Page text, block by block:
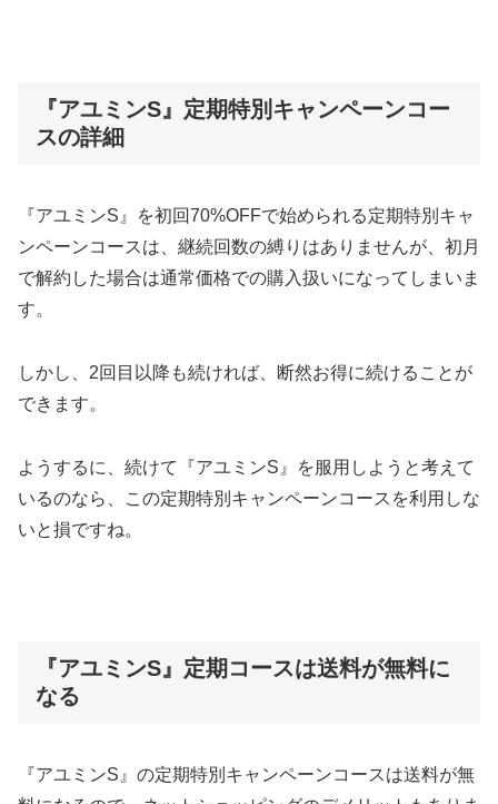
『アユミンS』定期特別キャンペーンコー
スの詳細
『アユミンS』を初回70%OFFで始められる定期特別キャ
ンペーンコースは、継続回数の縛りはありませんが、初月
で解約した場合は通常価格での購入扱いになってしまいま
す。
しかし、2回目以降も続ければ、断然お得に続けることが
できます。
ようするに、続けて『アユミンS』を服用しようと考えて
いるのなら、この定期特別キャンペーンコースを利用しな
いと損ですね。
『アユミンS』定期コースは送料が無料に
なる
『アユミンS』の定期特別キャンペーンコースは送料が無